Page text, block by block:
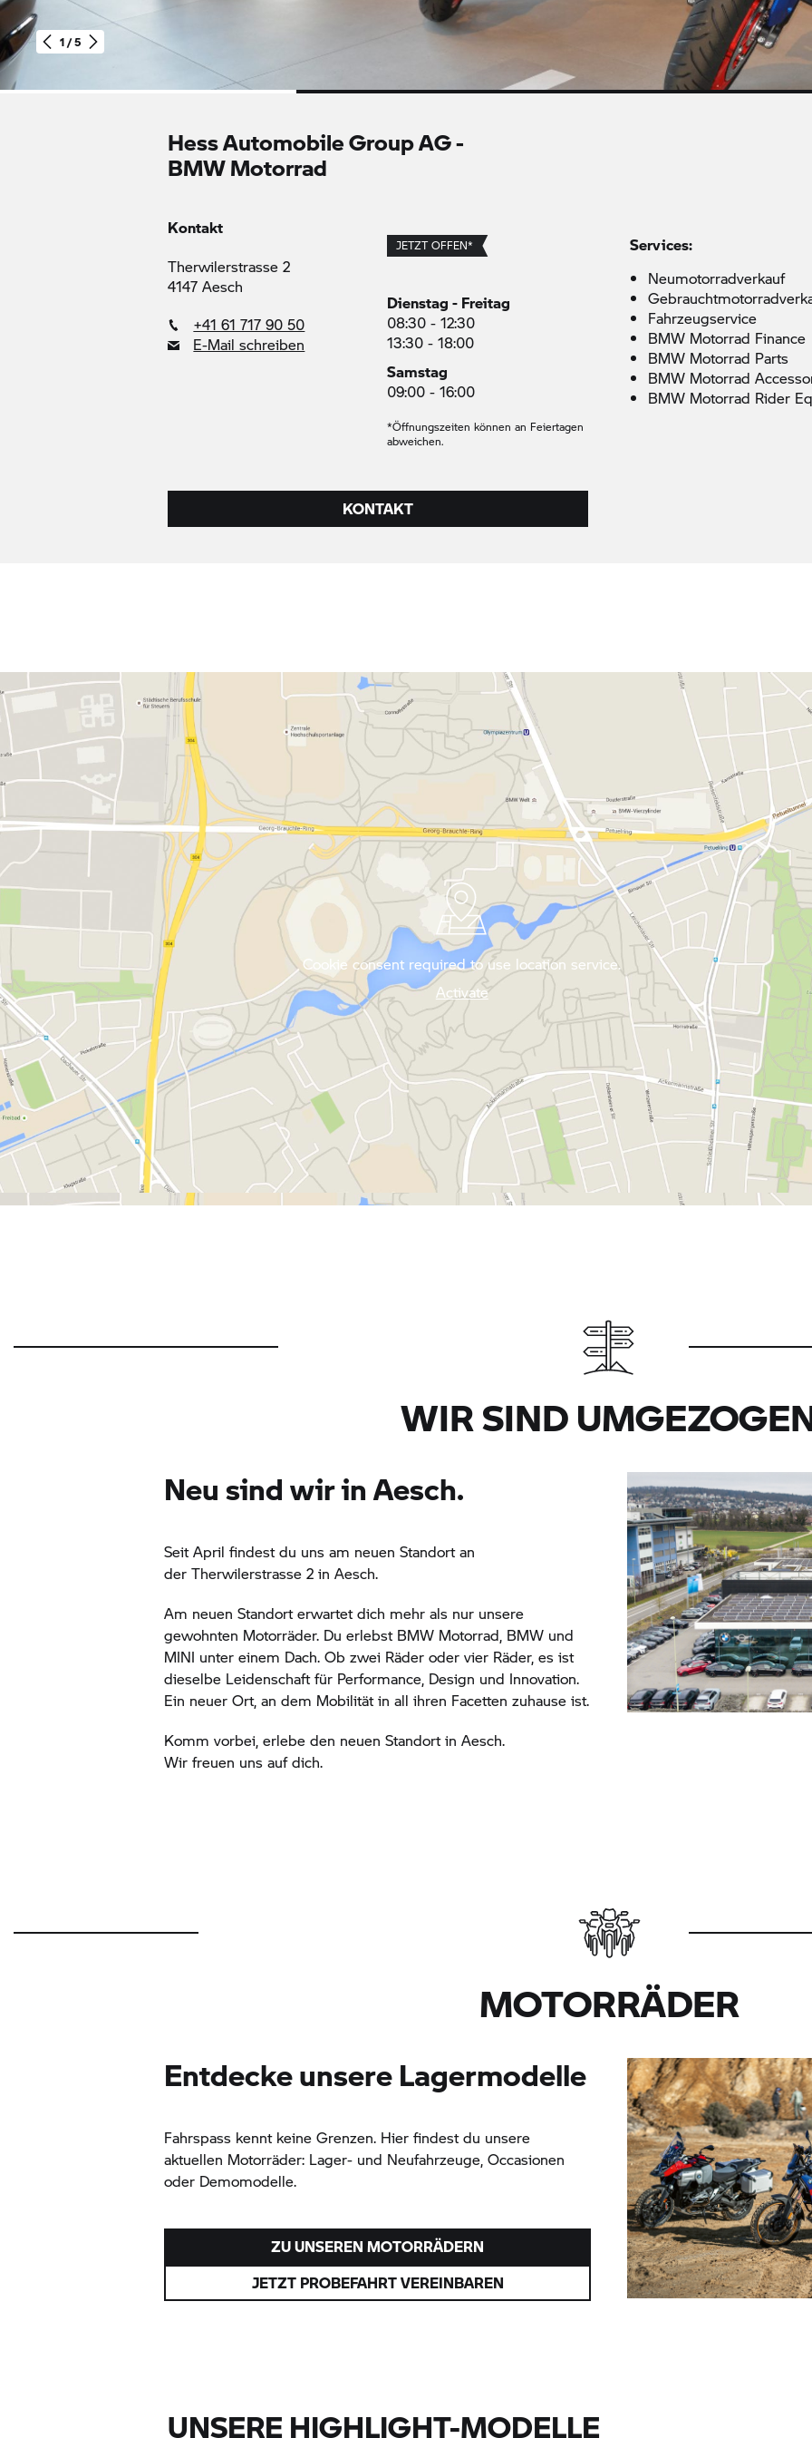
1 / 5
Hess Automobile Group AG -
BMW Motorrad
Kontakt
Therwilerstrasse 2
4147 Aesch
+41 61 717 90 50
E-Mail schreiben
JETZT OFFEN*
Dienstag - Freitag
08:30 - 12:30
13:30 - 18:00
Samstag
09:00 - 16:00
*Öffnungszeiten können an Feiertagen
abweichen.
KONTAKT
Services:
Neumotorradverkauf
Fahrzeugservice
BMW Motorrad Finance
BMW Motorrad Parts
BMW Motorrad
BMW Motorrad Rider
Cookie consent required to use location service.
Activate
WIR SIND
Neu sind wir in Aesch.
Seit April findest du uns am neuen Standort an
der Therwilerstrasse 2 in Aesch.
Am neuen Standort erwartet dich mehr als nur unsere
gewohnten Motorräder. Du erlebst BMW Motorrad, BMW und
MINI unter einem Dach. Ob zwei Räder oder vier Räder, es ist
dieselbe Leidenschaft für Performance, Design und Innovation.
Ein neuer Ort, an dem Mobilität in all ihren Facetten zuhause ist.
Komm vorbei, erlebe den neuen Standort in Aesch.
Wir freuen uns auf dich.
MOTORRÄDER
Entdecke unsere Lagermodelle
Fahrspass kennt keine Grenzen. Hier findest du unsere
aktuellen Motorräder: Lager- und Neufahrzeuge, Occasionen
oder Demomodelle.
ZU UNSEREN MOTORRÄDERN
JETZT PROBEFAHRT VEREINBAREN
UNSERE HIGHLIGHT-MODELLE